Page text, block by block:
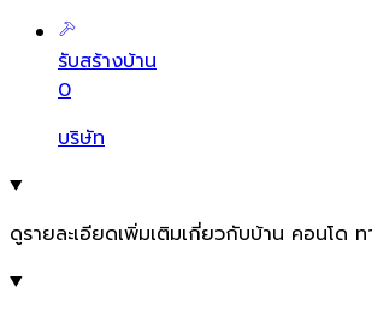
รับสร้างบ้าน
0
บริษัท
ดูรายละเอียดเพิ่มเติมเกี่ยวกับบ้าน คอนโด